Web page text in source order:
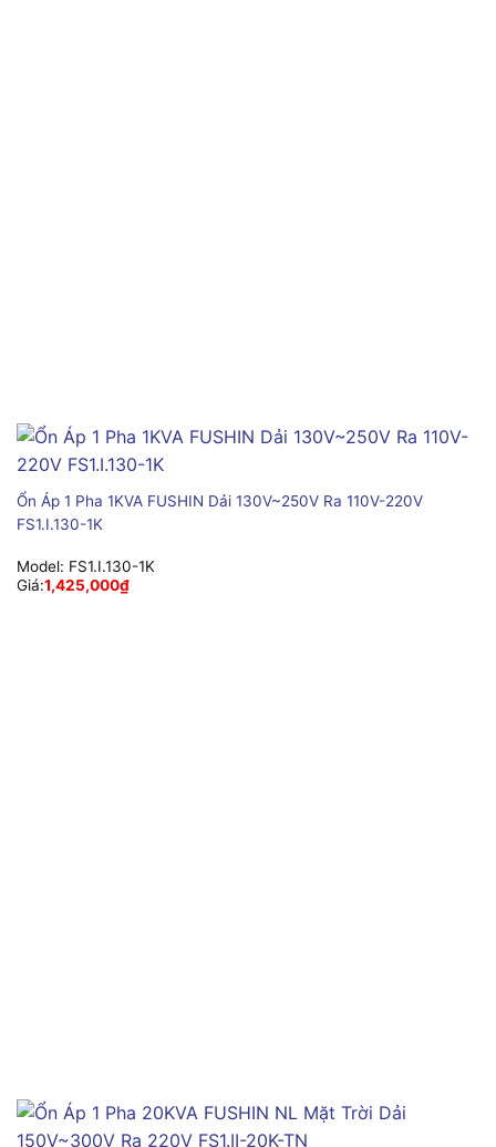
Ổn Áp 1 Pha 1KVA FUSHIN Dải 130V~250V Ra 110V-220V
FS1.I.130-1K
Model: FS1.I.130-1K
Giá:1,425,000₫